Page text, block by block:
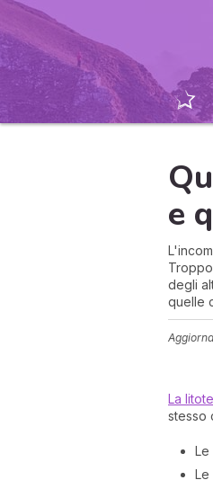
e
degli
quelle
La
stesso
Le
Le